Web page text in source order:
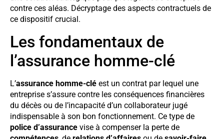
contre ces aléas. Décryptage des aspects contractuels de
ce dispositif crucial.
Les fondamentaux de
l’assurance homme-clé
L’assurance homme-clé est un contrat par lequel une
entreprise s’assure contre les conséquences financières
du décès ou de l’incapacité d’un collaborateur jugé
indispensable à son bon fonctionnement. Ce type de
police d’assurance vise à compenser la perte de